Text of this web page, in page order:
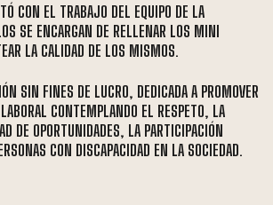
CON EL TRABAJO DEL EQUIPO DE LA
SE ENCARGAN DE RELLENAR LOS MINI
LA CALIDAD DE LOS MISMOS.
SIN FINES DE LUCRO, DEDICADA A PROMOVER
CONTEMPLANDO EL RESPETO, LA
DE OPORTUNIDADES, LA PARTICIPACIÓN
CON DISCAPACIDAD EN LA SOCIEDAD.